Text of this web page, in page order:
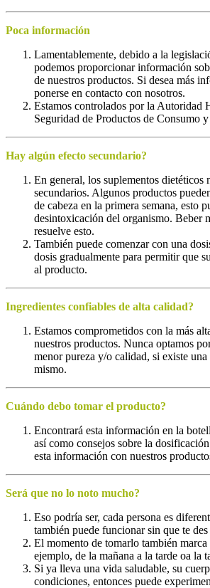
Poca información
Lamentablemente, debido a la
podemos proporcionar información
de nuestros productos. Si desea más
ponerse en contacto con nosotros.
Estamos controlados por la Autoridad
Seguridad de Productos de Consumo
Hay algún efecto secundario?
En general, los suplementos dietéticos
secundarios. Algunos productos
de cabeza en la primera semana, esto
desintoxicación del organismo. Beber
resuelve esto.
También puede comenzar con una
dosis gradualmente para permitir que
al producto.
Ingredientes confiables de alta calidad?
Estamos comprometidos con la más
nuestros productos. Nunca optamos
menor pureza y/o calidad, si existe
mismo.
Cuándo debo tomar el producto?
Encontrará esta información en la
así como consejos sobre la
esta información con nuestros
Será que no lo noto mucho?
Eso podría ser, cada persona es
también puede funcionar sin que te des
El momento de tomarlo también
ejemplo, de la mañana a la tarde oa la
Si ya lleva una vida saludable, su
condiciones, entonces puede